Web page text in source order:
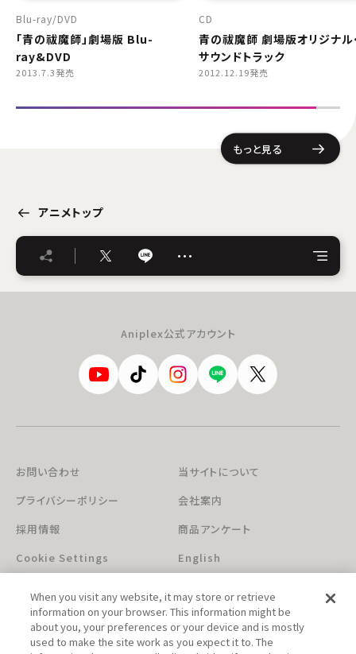
Blu-ray DVD
「青の祓魔師」劇場版 Blu-
ray&DVD
2013.7.3発売
CD
青の祓魔師 劇場版オリジナル
サウンドトラック
2012.12.19発売
もっと見る
アニメトップ
…
Aniplex公式アカウント
お問い合わせ
当サイトについて
プライバシーポリシー
会社案内
採用情報
商品アンケート
Cookie Settings
English
When you visit any website, it may store or retrieve
information on your browser. This information might be
about you, your preferences or your device and is mostly
used to make the site work as you expect it to. The